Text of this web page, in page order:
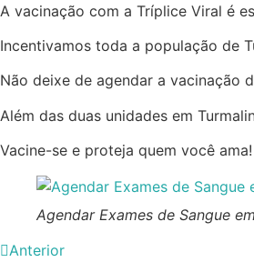
A vacinação com a Tríplice Viral é
Incentivamos toda a população de
Não deixe de agendar a vacinação
Além das duas unidades em
Vacine-se e proteja quem você ama!
Agendar Exames de Sangue
Anterior